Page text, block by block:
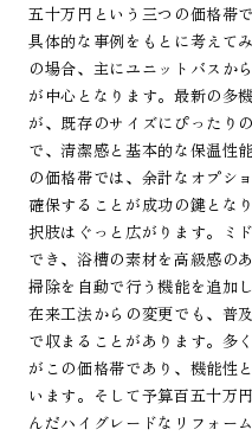
五十万円という三つの価格帯
具体的な事例をもとに考えて
の場合、主にユニットバスか
が中心となります。最新の多
が、既存のサイズにぴったり
で、清潔感と基本的な保温性
の価格帯では、余計なオプシ
確保することが成功の鍵とな
択肢はぐっと広がります。ミ
でき、浴槽の素材を高級感の
掃除を自動で行う機能を追加
在来工法からの変更でも、普
で収まることがあります。多
がこの価格帯であり、機能性
います。そして予算百五十万
んだハイグレードなリフォー